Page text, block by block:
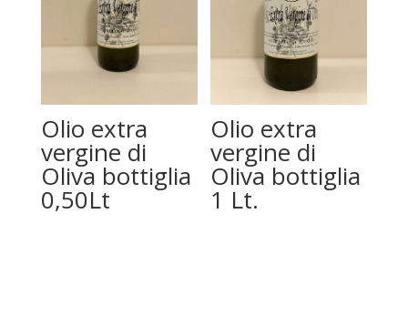
Olio extra
vergine di
Oliva bottiglia
0,50Lt
Olio extra
vergine di
Oliva bottiglia
1 Lt.